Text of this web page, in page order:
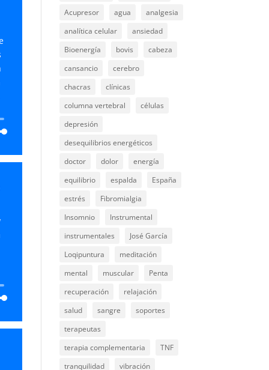
Acupresor
agua
analgesia
analítica celular
ansiedad
Bioenergía
bovis
cabeza
cansancio
cerebro
chacras
clínicas
columna vertebral
células
depresión
desequilibrios energéticos
doctor
dolor
energía
equilibrio
espalda
España
estrés
Fibromialgia
Insomnio
Instrumental
instrumentales
José García
Loqipuntura
meditación
mental
muscular
Penta
recuperación
relajación
salud
sangre
soportes
terapeutas
terapia complementaria
TNF
tranquilidad
vibración